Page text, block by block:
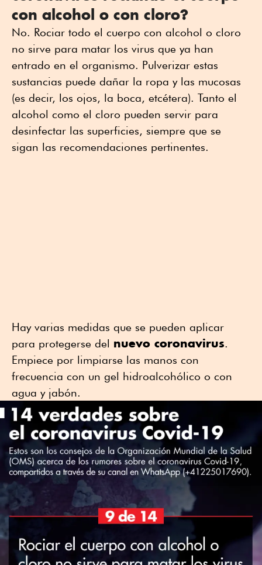
con alcohol o con cloro?
No. Rociar todo el cuerpo con alcohol o cloro
no sirve para matar los virus que ya han
entrado en el organismo. Pulverizar estas
sustancias puede dañar la ropa y las mucosas
(es decir, los ojos, la boca, etcétera). Tanto el
alcohol como el cloro pueden servir para
desinfectar las superficies, siempre que se
sigan las recomendaciones pertinentes.
Hay varias medidas que se pueden aplicar
para protegerse del nuevo coronavirus.
Empiece por limpiarse las manos con
frecuencia con un gel hidroalcohólico o con
agua y jabón.